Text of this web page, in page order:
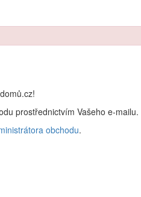
prostřednictvím Vašeho e-mailu.
obchodu.